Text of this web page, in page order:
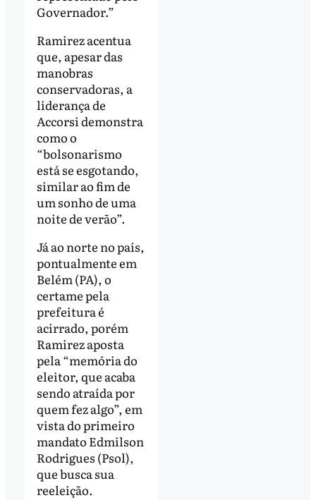
Governador.”
Ramirez acentua
que, apesar das
manobras
conservadoras, a
liderança de
Accorsi demonstra
como o
“bolsonarismo
está se esgotando,
similar ao fim de
um sonho de uma
noite de verão”.
Já ao norte no país,
pontualmente em
Belém (PA), o
certame pela
prefeitura é
acirrado, porém
Ramirez aposta
pela “memória do
eleitor, que acaba
sendo atraída por
quem fez algo”, em
vista do primeiro
mandato Edmilson
Rodrigues (Psol),
que busca sua
reeleição.